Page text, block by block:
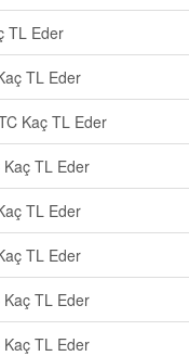
TL Eder
TL Eder
Kaç TL Eder
TL Eder
TL Eder
TL Eder
TL Eder
TL Eder